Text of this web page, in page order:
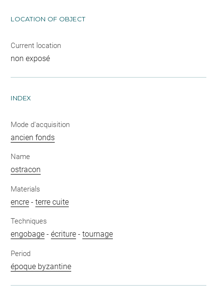
LOCATION OF OBJECT
Current location
non exposé
INDEX
Mode d'acquisition
ancien fonds
Name
ostracon
Materials
encre -terre cuite
Techniques
engobage -écriture -tournage
Period
époque byzantine